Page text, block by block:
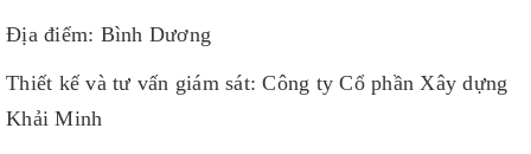
Địa điểm: Bình Dương
Thiết kế và tư vấn giám sát: Công ty Cổ phần Xây dựng
Khải Minh